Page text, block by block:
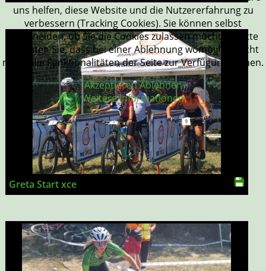
Greta Start xce
uns helfen, diese Website und die Nutzererfahrung zu
verbessern (Tracking Cookies). Sie können selbst
entscheiden, ob Sie die Cookies zulassen möchten. Bitte
beachten Sie, dass bei einer Ablehnung womöglich nicht
mehr alle Funktionalitäten der Seite zur Verfügung stehen.
AkzeptierenAblehnen
Weitere Informationen